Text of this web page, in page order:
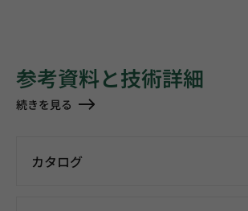
参考資料と技術詳細
続きを見る
カタログ